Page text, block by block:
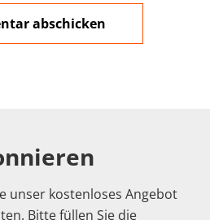
unser kostenloses Angebot
Bitte füllen Sie die